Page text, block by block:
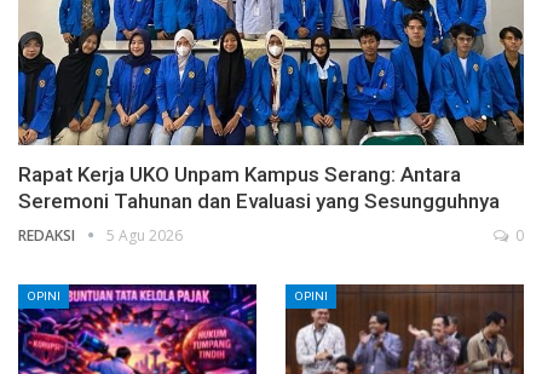
Rapat Kerja UKO Unpam Kampus Serang: Antara
Seremoni Tahunan dan Evaluasi yang Sesungguhnya
REDAKSI 5 Agu 2026 0
OPINI OPINI